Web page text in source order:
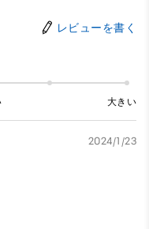
レビューを書く
大きい
2024/1/23